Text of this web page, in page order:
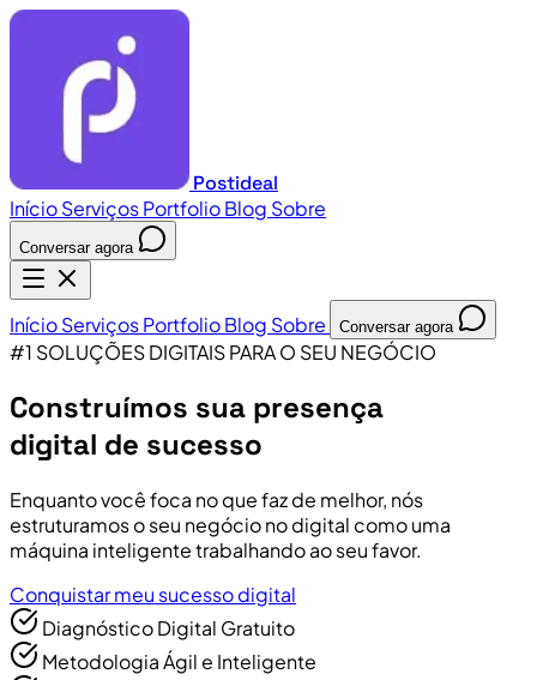
Postideal
InícioServiçosPortfolioBlog Sobre
Conversar agora
InícioServiçosPortfolioBlog Sobre Conversar agora
#1 SOLUÇÕES DIGITAIS PARA O SEU NEGÓCIO
Construímos sua presença
digital de sucesso
Enquanto você foca no que faz de melhor, nós
estruturamos o seu negócio no digital como uma
máquina inteligente trabalhando ao seu favor.
Conquistar meu sucesso digital
Diagnóstico Digital Gratuito
Metodologia Ágil e Inteligente